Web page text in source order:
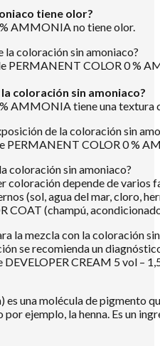
tiene olor?
AMMONIA no tiene olor.
la coloración sin amoniaco?
PERMANENT COLOR 0 %
coloración sin amoniaco?
AMMONIA tiene una textura
de la coloración sin
PERMANENT COLOR 0 %
coloración sin amoniaco?
coloración depende de
(sol, agua del mar, cloro,
COAT (champú,
la mezcla con la coloración
se recomienda un
CREAM 5 vol –
una molécula de pigmento
ejemplo, la henna. Es un